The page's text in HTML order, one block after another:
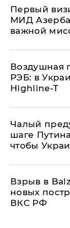
Первый
МИД
важной
Воздушная
РЭБ: в
Highline-T
Чалый
шаге
чтобы
Взрыв в
новых
ВКС РФ